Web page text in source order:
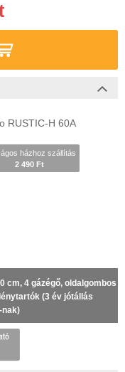
RUSTIC-H 60A
házhoz szállítás
2 490 Ft
cm, 4 gázégő, oldalgombos
(3 év jótállás
nak)